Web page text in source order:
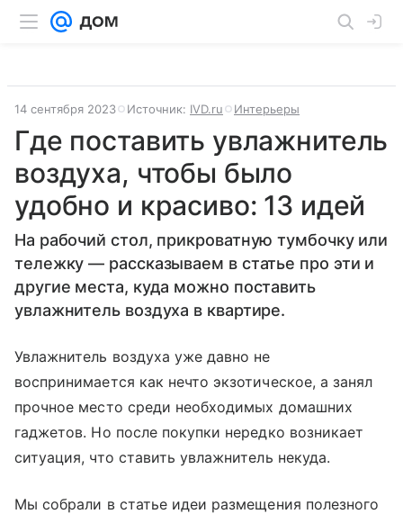
14 сентября 2023 Источник: IVD.ru Интерьеры
Где поставить увлажнитель
воздуха, чтобы было
удобно и красиво: 13 идей
На рабочий стол, прикроватную тумбочку или
тележку — рассказываем в статье про эти и
другие места, куда можно поставить
увлажнитель воздуха в квартире.
Увлажнитель воздуха уже давно не
воспринимается как нечто экзотическое, а занял
прочное место среди необходимых домашних
гаджетов. Но после покупки нередко возникает
ситуация, что ставить увлажнитель некуда.
Мы собрали в статье идеи размещения полезного